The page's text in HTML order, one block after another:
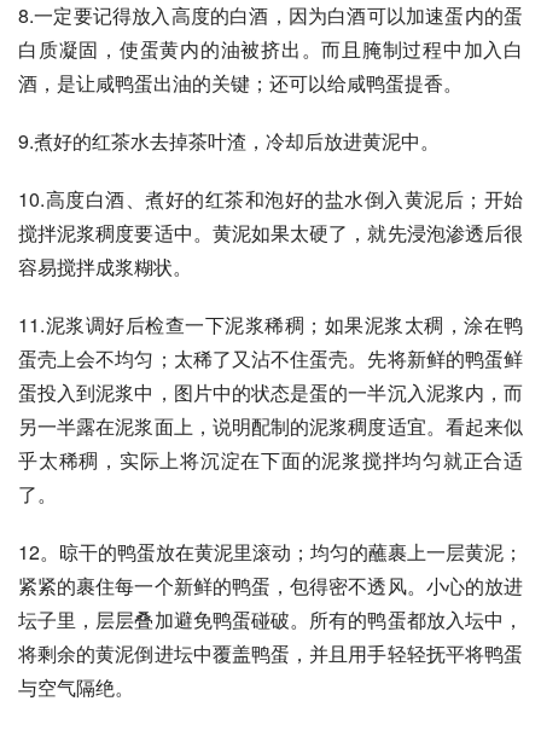
8.一定要记得放入高度的白酒，因为白酒可以加速蛋内的蛋
白质凝固，使蛋黄内的油被挤出。而且腌制过程中加入白
酒，是让咸鸭蛋出油的关键；还可以给咸鸭蛋提香。
9.煮好的红茶水去掉茶叶渣，冷却后放进黄泥中。
10.高度白酒、煮好的红茶和泡好的盐水倒入黄泥后；开始
搅拌泥浆稠度要适中。黄泥如果太硬了，就先浸泡渗透后很
容易搅拌成浆糊状。
11.泥浆调好后检查一下泥浆稀稠；如果泥浆太稠，涂在鸭
蛋壳上会不均匀；太稀了又沾不住蛋壳。先将新鲜的鸭蛋鲜
蛋投入到泥浆中，图片中的状态是蛋的一半沉入泥浆内，而
另一半露在泥浆面上，说明配制的泥浆稠度适宜。看起来似
乎太稀稠，实际上将沉淀在下面的泥浆搅拌均匀就正合适
了。
12。晾干的鸭蛋放在黄泥里滚动；均匀的蘸裹上一层黄泥；
紧紧的裹住每一个新鲜的鸭蛋，包得密不透风。小心的放进
坛子里，层层叠加避免鸭蛋碰破。所有的鸭蛋都放入坛中，
将剩余的黄泥倒进坛中覆盖鸭蛋，并且用手轻轻抚平将鸭蛋
与空气隔绝。